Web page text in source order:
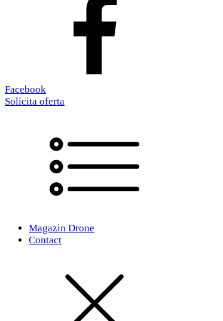
Facebook
Solicita oferta
Magazin Drone
Contact